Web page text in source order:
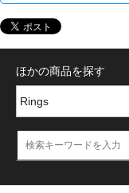
ほかの商品を探す